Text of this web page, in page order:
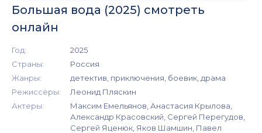
Большая вода (2025) смотреть
онлайн
Год:
2025
Страны:
Россия
Жанры:
детектив, приключения, боевик, драма
Режиссёры:
Леонид Пляскин
Актеры:
Максим Емельянов, Анастасия Крылова,
Александр Красовский, Сергей Перегудов,
Сергей Яценюк, Яков Шамшин, Павел